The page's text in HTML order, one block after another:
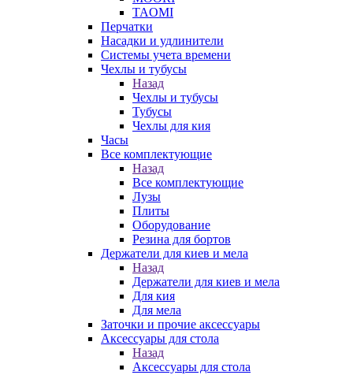
TAOMI
Перчатки
Насадки и удлинители
Системы учета времени
Чехлы и тубусы
Назад
Чехлы и тубусы
Тубусы
Чехлы для кия
Часы
Все комплектующие
Назад
Все комплектующие
Лузы
Плиты
Оборудование
Резина для бортов
Держатели для киев и мела
Назад
Держатели для киев и мела
Для кия
Для мела
Заточки и прочие аксессуары
Аксессуары для стола
Назад
Аксессуары для стола